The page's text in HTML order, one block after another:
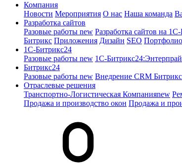
Компания
Новости Мероприятия О нас Наша команда
Разработка сайтов
Разовые работы new Разработка сайтов на
Битрикс Приложения Дизайн SEO Портфолио
1C-Битрикс24
Разовые работы new 1С-
Битрикс24
Разовые работы new Внедрение CRM
Отраслевые решения
Транспортно-Логистическая Компанияnew
Продажа и производство окон Продажа и